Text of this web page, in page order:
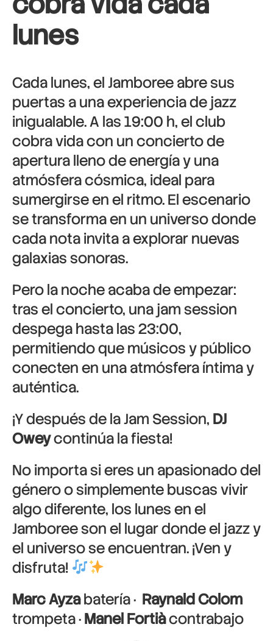
lunes
Cada lunes, el Jamboree abre sus
puertas a una experiencia de jazz
inigualable. A las 19:00 h, el club
cobra vida con un concierto de
apertura lleno de energía y una
atmósfera cósmica, ideal para
sumergirse en el ritmo. El escenario
se transforma en un universo donde
cada nota invita a explorar nuevas
galaxias sonoras.
Pero la noche acaba de empezar:
tras el concierto, una jam session
despega hasta las 23:00,
permitiendo que músicos y público
conecten en una atmósfera íntima y
auténtica.
¡Y después de la Jam Session, DJ
Oweycontinúa la fiesta!
No importa si eres un apasionado del
género o simplemente buscas vivir
algo diferente, los lunes en el
Jamboree son el lugar donde el jazz y
el universo se encuentran. ¡Ven y
disfruta!
Marc Ayzabatería · Raynald Colom
trompeta ·Manel Fortiàcontrabajo